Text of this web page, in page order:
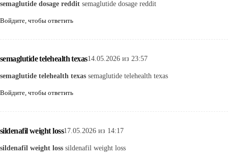
semaglutide dosage reddit semaglutide dosage reddit
Войдите, чтобы ответить
semaglutide telehealth texas14.05.2026 из 23:57
semaglutide telehealth texas semaglutide telehealth texas
Войдите, чтобы ответить
sildenafil weight loss17.05.2026 из 14:17
sildenafil weight loss sildenafil weight loss